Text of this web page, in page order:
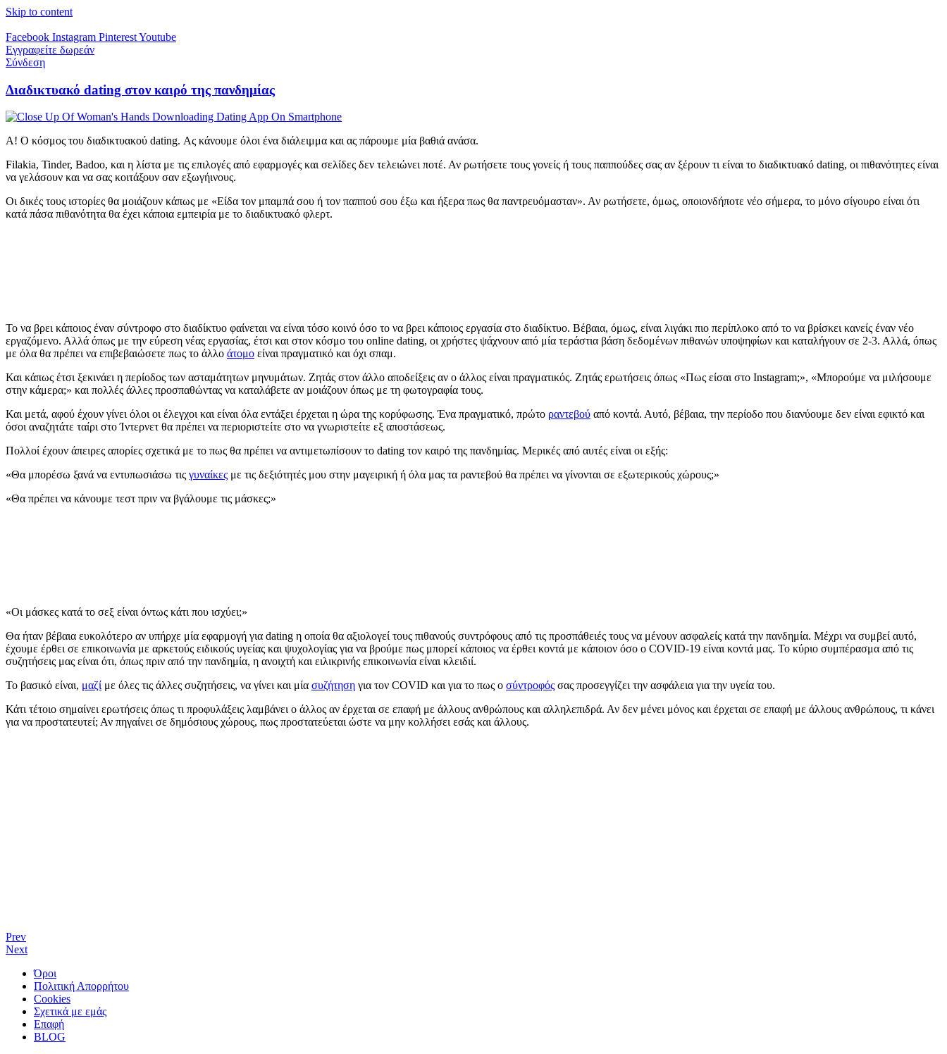
Skip to content
Facebook Instagram PinterestYoutube
Εγγραφείτε δωρεάν
Σύνδεση
Διαδικτυακό dating στον καιρό της πανδημίας
Α! Ο κόσμος του διαδικτυακού dating. Ας κάνουμε όλοι ένα διάλειμμα και ας πάρουμε μία βαθιά ανάσα.
Filakia, Tinder, Badoo, και η λίστα με τις επιλογές από εφαρμογές και σελίδες δεν τελειώνει ποτέ. Αν ρωτήσετε τους γονείς ή τους παππούδες σας αν ξέρουν τι είναι το διαδικτυακό dating, οι πιθανότητες είναι
να γελάσουν και να σας κοιτάξουν σαν εξωγήινους.
Οι δικές τους ιστορίες θα μοιάζουν κάπως με «Είδα τον μπαμπά σου ή τον παππού σου έξω και ήξερα πως θα παντρευόμασταν». Αν ρωτήσετε, όμως, οποιονδήποτε νέο σήμερα, το μόνο σίγουρο είναι ότι
κατά πάσα πιθανότητα θα έχει κάποια εμπειρία με το διαδικτυακό φλερτ.
Το να βρει κάποιος έναν σύντροφο στο διαδίκτυο φαίνεται να είναι τόσο κοινό όσο το να βρει κάποιος εργασία στο διαδίκτυο. Βέβαια, όμως, είναι λιγάκι πιο περίπλοκο από το να βρίσκει κανείς έναν νέο
εργαζόμενο. Αλλά όπως με την εύρεση νέας εργασίας, έτσι και στον κόσμο του online dating, οι χρήστες ψάχνουν από μία τεράστια βάση δεδομένων πιθανών υποψηφίων και καταλήγουν σε 2-3. Αλλά, όπως
με όλα θα πρέπει να επιβεβαιώσετε πως το άλλο άτομο είναι πραγματικό και όχι σπαμ.
Και κάπως έτσι ξεκινάει η περίοδος των ασταμάτητων μηνυμάτων. Ζητάς στον άλλο αποδείξεις αν ο άλλος είναι πραγματικός. Ζητάς ερωτήσεις όπως «Πως είσαι στο Instagram;», «Μπορούμε να μιλήσουμε
στην κάμερα;» και πολλές άλλες προσπαθώντας να καταλάβετε αν μοιάζουν όπως με τη φωτογραφία τους.
Και μετά, αφού έχουν γίνει όλοι οι έλεγχοι και είναι όλα εντάξει έρχεται η ώρα της κορύφωσης. Ένα πραγματικό, πρώτο ραντεβού από κοντά. Αυτό, βέβαια, την περίοδο που διανύουμε δεν είναι εφικτό και
όσοι αναζητάτε ταίρι στο Ίντερνετ θα πρέπει να περιοριστείτε στο να γνωριστείτε εξ αποστάσεως.
Πολλοί έχουν άπειρες απορίες σχετικά με το πως θα πρέπει να αντιμετωπίσουν το dating τον καιρό της πανδημίας. Μερικές από αυτές είναι οι εξής:
«Θα μπορέσω ξανά να εντυπωσιάσω τις γυναίκες με τις δεξιότητές μου στην μαγειρική ή όλα μας τα ραντεβού θα πρέπει να γίνονται σε εξωτερικούς χώρους;»
«Θα πρέπει να κάνουμε τεστ πριν να βγάλουμε τις μάσκες;»
«Οι μάσκες κατά το σεξ είναι όντως κάτι που ισχύει;»
Θα ήταν βέβαια ευκολότερο αν υπήρχε μία εφαρμογή για dating η οποία θα αξιολογεί τους πιθανούς συντρόφους από τις προσπάθειές τους να μένουν ασφαλείς κατά την πανδημία. Μέχρι να συμβεί αυτό,
έχουμε έρθει σε επικοινωνία με αρκετούς ειδικούς υγείας και ψυχολογίας για να βρούμε πως μπορεί κάποιος να έρθει κοντά με κάποιον όσο ο COVID-19 είναι κοντά μας. Το κύριο συμπέρασμα από τις
συζητήσεις μας είναι ότι, όπως πριν από την πανδημία, η ανοιχτή και ειλικρινής επικοινωνία είναι κλειδιί.
Το βασικό είναι, μαζί με όλες τις άλλες συζητήσεις, να γίνει και μία συζήτηση για τον COVID και για το πως ο σύντροφός σας προσεγγίζει την ασφάλεια για την υγεία του.
Κάτι τέτοιο σημαίνει ερωτήσεις όπως τι προφυλάξεις λαμβάνει ο άλλος αν έρχεται σε επαφή με άλλους ανθρώπους και αλληλεπιδρά. Αν δεν μένει μόνος και έρχεται σε επαφή με άλλους ανθρώπους, τι κάνει
για να προστατευτεί; Αν πηγαίνει σε δημόσιους χώρους, πως προστατεύεται ώστε να μην κολλήσει εσάς και άλλους.
Prev
Next
Όροι
Πολιτική Απορρήτου
Cookies
Σχετικά με εμάς
Επαφή
BLOG